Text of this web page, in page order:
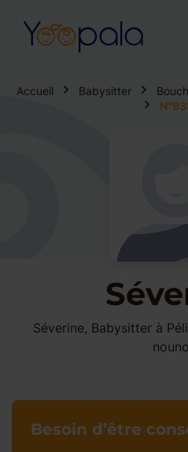
Accueil Babysitter
Séverine, Babysitter à
Besoin d’être